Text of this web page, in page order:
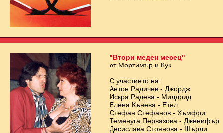
"Втори меден месец"
от Мортимър и Кук
С участието на:
Антон Радичев - Джордж
Искра Радева - Милдрид
Елена Кънева - Етел
Стефан Стефанов - Хъмфри
Теменуга Первазова - Дженифър
Десислава Стоянова - Шърли